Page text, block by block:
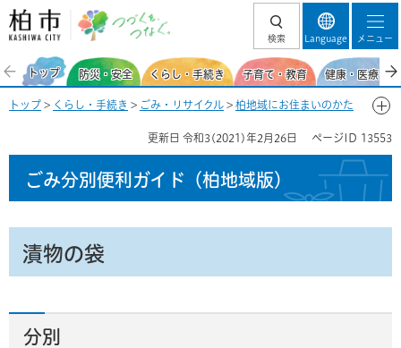
柏市 つづくを、
検索 Language メニュー
トップ 防災・安全 くらし・手続き 子育て・教育 健康・医療・
トップ > くらし・手続き > ごみ・リサイクル > 柏地域にお住まいのかた
更新日 令和3(2021)年2月26日 ページID 13553
ごみ分別便利ガイド （柏地域版）
漬物の袋
分別